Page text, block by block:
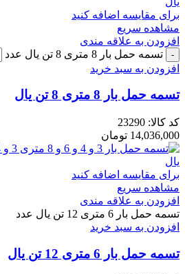
برای مقایسه اضافه کنید
مشاهده سریع
افزودن به علاقه مندی
تسمه حمل بار 8 متری 8 تن یال عدد
افزودن به سبد خرید
تسمه حمل بار 8 متری 8 تن یال
کد کالا: 23290
14,036,000 تومان
برای مقایسه اضافه کنید
مشاهده سریع
افزودن به علاقه مندی
تسمه حمل بار 6 متری 12 تن یال عدد
افزودن به سبد خرید
تسمه حمل بار 6 متری 12 تن یال